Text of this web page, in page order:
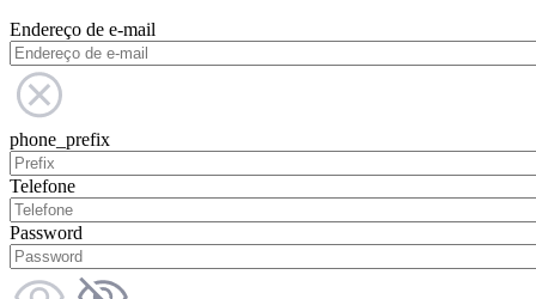
Endereço de e-mail
phone_prefix
Telefone
Password